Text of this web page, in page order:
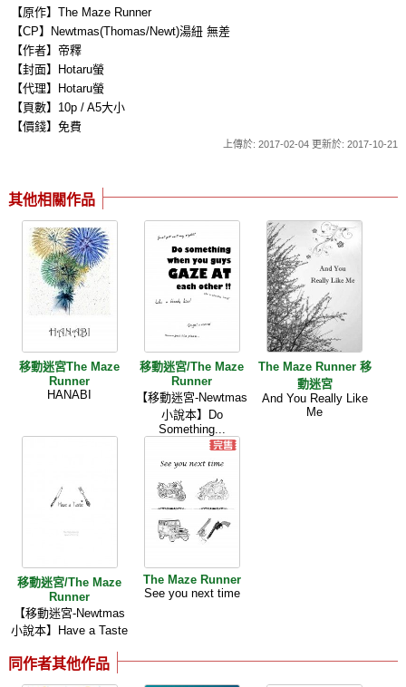
【原作】The Maze Runner
【CP】Newtmas(Thomas/Newt)湯紐 無差
【作者】帝釋
【封面】Hotaru螢
【代理】Hotaru螢
【頁數】10p / A5大小
【價錢】免費
上傳於: 2017-02-04 更新於: 2017-10-21
其他相關作品
移動迷宮The Maze
Runner
HANABI
移動迷宮/The Maze
Runner
【移動迷宮-Newtmas
小說本】Do
Something...
The Maze Runner 移
動迷宮
And You Really Like
Me
移動迷宮/The Maze
Runner
【移動迷宮-Newtmas
小說本】Have a Taste
The Maze Runner
See you next time
同作者其他作品